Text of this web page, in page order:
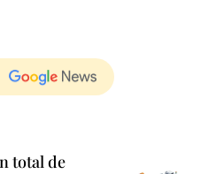
total de